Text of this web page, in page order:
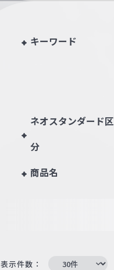
キーワード
ネオスタンダード区
分
商品名
表示件数：